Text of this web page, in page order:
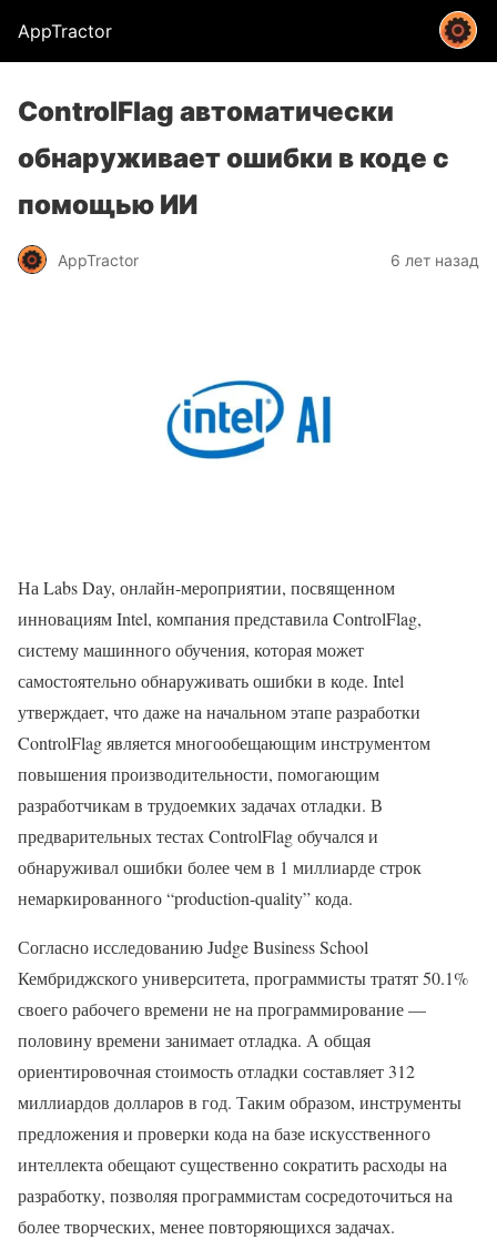
AppTractor
ControlFlag автоматически
обнаруживает ошибки в коде с
помощью ИИ
AppTractor 6 лет назад
На Labs Day, онлайн-мероприятии, посвященном
инновациям Intel, компания представила ControlFlag,
систему машинного обучения, которая может
самостоятельно обнаруживать ошибки в коде. Intel
утверждает, что даже на начальном этапе разработки
ControlFlag является многообещающим инструментом
повышения производительности, помогающим
разработчикам в трудоемких задачах отладки. В
предварительных тестах ControlFlag обучался и
обнаруживал ошибки более чем в 1 миллиарде строк
немаркированного “production-quality” кода.
Согласно исследованию Judge Business School
Кембриджского университета, программисты тратят 50.1%
своего рабочего времени не на программирование —
половину времени занимает отладка. А общая
ориентировочная стоимость отладки составляет 312
миллиардов долларов в год. Таким образом, инструменты
предложения и проверки кода на базе искусственного
интеллекта обещают существенно сократить расходы на
разработку, позволяя программистам сосредоточиться на
более творческих, менее повторяющихся задачах.